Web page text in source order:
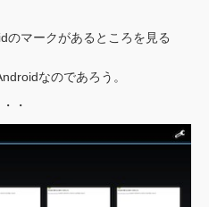
のマークがあるところを見る
なのであろう。
・